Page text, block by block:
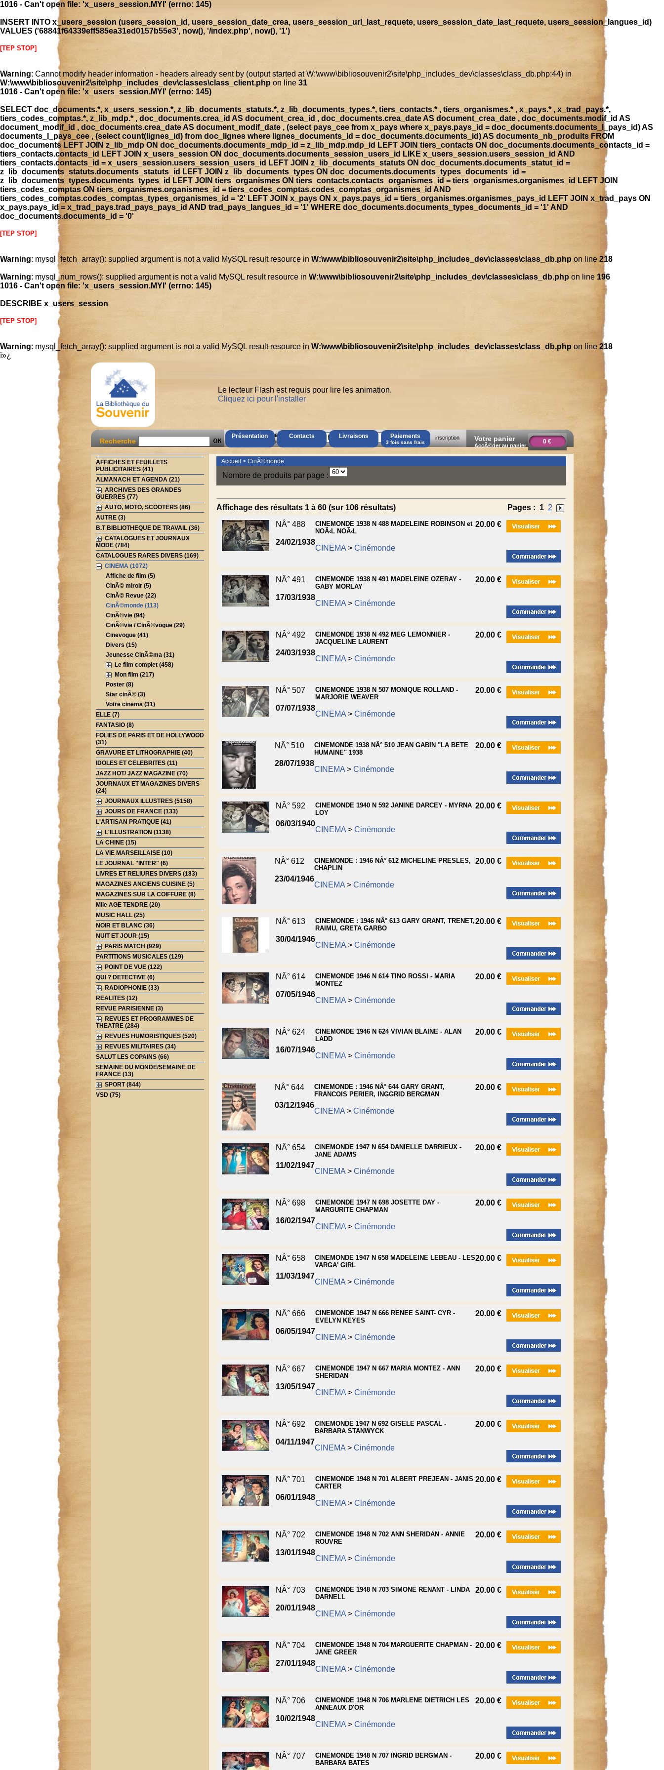
1016 - Can't open file: 'x_users_session.MYI' (errno: 145)
INSERT INTO x_users_session (users_session_id, users_session_date_crea, users_session_url_last_requete, users_session_date_last_requete, users_session_langues_id)
VALUES ('68841f64339eff585ea31ed0157b55e3', now(), '/index.php', now(), '1')
[TEP STOP]
Warning: Cannot modify header information - headers already sent by (output started at W:\www\bibliosouvenir2\site\php_includes_dev\classes\class_db.php:44) in
W:\www\bibliosouvenir2\site\php_includes_dev\classes\class_client.php on line 31
1016 - Can't open file: 'x_users_session.MYI' (errno: 145)
SELECT doc_documents.*, x_users_session.*, z_lib_documents_statuts.*, z_lib_documents_types.*, tiers_contacts.* , tiers_organismes.* , x_pays.* , x_trad_pays.*,
tiers_codes_comptas.*, z_lib_mdp.* , doc_documents.crea_id AS document_crea_id , doc_documents.crea_date AS document_crea_date , doc_documents.modif_id AS
document_modif_id , doc_documents.crea_date AS document_modif_date , (select pays_cee from x_pays where x_pays.pays_id = doc_documents.documents_l_pays_id) AS
documents_l_pays_cee , (select count(lignes_id) from doc_lignes where lignes_documents_id = doc_documents.documents_id) AS documents_nb_produits FROM
doc_documents LEFT JOIN z_lib_mdp ON doc_documents.documents_mdp_id = z_lib_mdp.mdp_id LEFT JOIN tiers_contacts ON doc_documents.documents_contacts_id =
tiers_contacts.contacts_id LEFT JOIN x_users_session ON doc_documents.documents_session_users_id LIKE x_users_session.users_session_id AND
tiers_contacts.contacts_id = x_users_session.users_session_users_id LEFT JOIN z_lib_documents_statuts ON doc_documents.documents_statut_id =
z_lib_documents_statuts.documents_statuts_id LEFT JOIN z_lib_documents_types ON doc_documents.documents_types_documents_id =
z_lib_documents_types.documents_types_id LEFT JOIN tiers_organismes ON tiers_contacts.contacts_organismes_id = tiers_organismes.organismes_id LEFT JOIN
tiers_codes_comptas ON tiers_organismes.organismes_id = tiers_codes_comptas.codes_comptas_organismes_id AND
tiers_codes_comptas.codes_comptas_types_organismes_id = '2' LEFT JOIN x_pays ON x_pays.pays_id = tiers_organismes.organismes_pays_id LEFT JOIN x_trad_pays ON
x_pays.pays_id = x_trad_pays.trad_pays_pays_id AND trad_pays_langues_id = '1' WHERE doc_documents.documents_types_documents_id = '1' AND
doc_documents.documents_id = '0'
[TEP STOP]
Warning: mysql_fetch_array(): supplied argument is not a valid MySQL result resource in W:\www\bibliosouvenir2\site\php_includes_dev\classes\class_db.php on line 218
Warning: mysql_num_rows(): supplied argument is not a valid MySQL result resource in W:\www\bibliosouvenir2\site\php_includes_dev\classes\class_db.php on line 196
1016 - Can't open file: 'x_users_session.MYI' (errno: 145)
DESCRIBE x_users_session
[TEP STOP]
Warning: mysql_fetch_array(): supplied argument is not a valid MySQL result resource in W:\www\bibliosouvenir2\site\php_includes_dev\classes\class_db.php on line 218
ï»¿
Présentation Contacts Livraisons Paiements
3 fois sans frais
Le lecteur Flash est requis pour lire les animation.
Cliquez ici pour l'installer
Recherche
AccÃ¨s Client
Mot de passe oubliÃ© ?
inscription Votre panier
AccÃ©der au panier
0 €
AFFICHES ET FEUILLETS
PUBLICITAIRES (41)
ALMANACH ET AGENDA (21)
ARCHIVES DES GRANDES
GUERRES (77)
AUTO, MOTO, SCOOTERS (86)
AUTRE (3)
B.T BIBLIOTHEQUE DE TRAVAIL (36)
CATALOGUES ET JOURNAUX
MODE (784)
CATALOGUES RARES DIVERS (169)
CINEMA (1072)
Affiche de film (5)
CinÃ© miroir (5)
CinÃ© Revue (22)
CinÃ©monde (113)
CinÃ©vie (94)
CinÃ©vie / CinÃ©vogue (29)
Cinevogue (41)
Divers (15)
Jeunesse CinÃ©ma (31)
Le film complet (458)
Mon film (217)
Poster (8)
Star cinÃ© (3)
Votre cinema (31)
ELLE (7)
FANTASIO (8)
FOLIES DE PARIS ET DE HOLLYWOOD
(31)
GRAVURE ET LITHOGRAPHIE (40)
IDOLES ET CELEBRITES (11)
JAZZ HOT/ JAZZ MAGAZINE (70)
JOURNAUX ET MAGAZINES DIVERS
(24)
JOURNAUX ILLUSTRES (5158)
JOURS DE FRANCE (133)
L'ARTISAN PRATIQUE (41)
L'ILLUSTRATION (1138)
LA CHINE (15)
LA VIE MARSEILLAISE (10)
LE JOURNAL "INTER" (6)
LIVRES ET RELIURES DIVERS (183)
MAGAZINES ANCIENS CUISINE (5)
MAGAZINES SUR LA COIFFURE (8)
Mlle AGE TENDRE (20)
MUSIC HALL (25)
NOIR ET BLANC (36)
NUIT ET JOUR (15)
PARIS MATCH (929)
PARTITIONS MUSICALES (129)
POINT DE VUE (122)
QUI ? DETECTIVE (6)
RADIOPHONIE (33)
REALITES (12)
REVUE PARISIENNE (3)
REVUES ET PROGRAMMES DE
THEATRE (284)
REVUES HUMORISTIQUES (520)
REVUES MILITAIRES (34)
SALUT LES COPAINS (66)
SEMAINE DU MONDE/SEMAINE DE
FRANCE (13)
SPORT (844)
VSD (75)
Accueil > CinÃ©monde
Nombre de produits par page :
Affichage des résultats 1 à 60 (sur 106 résultats) Pages : 1 2
NÂ° 488
24/02/1938
CINEMONDE 1938 N 488 MADELEINE ROBINSON et
NOÃ‹L NOÃ‹L
CINEMA> Cinémonde
20.00 €
NÂ° 491
17/03/1938
CINEMONDE 1938 N 491 MADELEINE OZERAY -
GABY MORLAY
CINEMA> Cinémonde
20.00 €
NÂ° 492
24/03/1938
CINEMONDE 1938 N 492 MEG LEMONNIER -
JACQUELINE LAURENT
CINEMA> Cinémonde
20.00 €
NÂ° 507
07/07/1938
CINEMONDE 1938 N 507 MONIQUE ROLLAND -
MARJORIE WEAVER
CINEMA> Cinémonde
20.00 €
NÂ° 510
28/07/1938
CINEMONDE 1938 NÂ° 510 JEAN GABIN "LA BETE
HUMAINE" 1938
CINEMA> Cinémonde
20.00 €
NÂ° 592
06/03/1940
CINEMONDE 1940 N 592 JANINE DARCEY - MYRNA
LOY
CINEMA> Cinémonde
20.00 €
NÂ° 612
23/04/1946
CINEMONDE : 1946 NÂ° 612 MICHELINE PRESLES,
CHAPLIN
CINEMA> Cinémonde
20.00 €
NÂ° 613
30/04/1946
CINEMONDE : 1946 NÂ° 613 GARY GRANT, TRENET,
RAIMU, GRETA GARBO
CINEMA> Cinémonde
20.00 €
NÂ° 614
07/05/1946
CINEMONDE 1946 N 614 TINO ROSSI - MARIA
MONTEZ
CINEMA> Cinémonde
20.00 €
NÂ° 624
16/07/1946
CINEMONDE 1946 N 624 VIVIAN BLAINE - ALAN
LADD
CINEMA> Cinémonde
20.00 €
NÂ° 644
03/12/1946
CINEMONDE : 1946 NÂ° 644 GARY GRANT,
FRANCOIS PERIER, INGGRID BERGMAN
CINEMA> Cinémonde
20.00 €
NÂ° 654
11/02/1947
CINEMONDE 1947 N 654 DANIELLE DARRIEUX -
JANE ADAMS
CINEMA> Cinémonde
20.00 €
NÂ° 698
16/02/1947
CINEMONDE 1947 N 698 JOSETTE DAY -
MARGURITE CHAPMAN
CINEMA> Cinémonde
20.00 €
NÂ° 658
11/03/1947
CINEMONDE 1947 N 658 MADELEINE LEBEAU - LES
VARGA' GIRL
CINEMA> Cinémonde
20.00 €
NÂ° 666
06/05/1947
CINEMONDE 1947 N 666 RENEE SAINT- CYR -
EVELYN KEYES
CINEMA> Cinémonde
20.00 €
NÂ° 667
13/05/1947
CINEMONDE 1947 N 667 MARIA MONTEZ - ANN
SHERIDAN
CINEMA> Cinémonde
20.00 €
NÂ° 692
04/11/1947
CINEMONDE 1947 N 692 GISELE PASCAL -
BARBARA STANWYCK
CINEMA> Cinémonde
20.00 €
NÂ° 701
06/01/1948
CINEMONDE 1948 N 701 ALBERT PREJEAN - JANIS
CARTER
CINEMA> Cinémonde
20.00 €
NÂ° 702
13/01/1948
CINEMONDE 1948 N 702 ANN SHERIDAN - ANNIE
ROUVRE
CINEMA> Cinémonde
20.00 €
NÂ° 703
20/01/1948
CINEMONDE 1948 N 703 SIMONE RENANT - LINDA
DARNELL
CINEMA> Cinémonde
20.00 €
NÂ° 704
27/01/1948
CINEMONDE 1948 N 704 MARGUERITE CHAPMAN -
JANE GREER
CINEMA> Cinémonde
20.00 €
NÂ° 706
10/02/1948
CINEMONDE 1948 N 706 MARLENE DIETRICH LES
ANNEAUX D'OR
CINEMA> Cinémonde
20.00 €
NÂ° 707
CINEMONDE 1948 N 707 INGRID BERGMAN -
BARBARA BATES
20.00 €